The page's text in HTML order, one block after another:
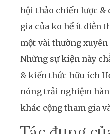
hội thảo chiến lược &
gia của ko hề ít diễn
một vài thường
Những sự kiện này
& kiến thức hữu ích
nóng trải nghiệm
khác cộng tham gia